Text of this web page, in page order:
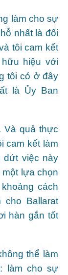
làm cho sự
nhất là đối
tôi cam kết
hiệu với
tôi có ở đây
là Ủy Ban
Và quả thực
cam kết làm
dứt việc này
lựa chọn
cách
Ballarat
hàn gắn tốt
thể làm
làm cho sự